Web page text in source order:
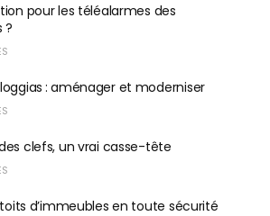
pour les téléalarmes des
?
: aménager et moderniser
clefs, un vrai casse-tête
d’immeubles en toute sécurité